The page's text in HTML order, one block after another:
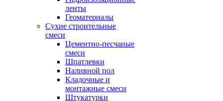
ленты
Геоматериалы
Сухие строительные
смеси
Цементно-песчаные
смеси
Шпатлевки
Наливной пол
Кладочные и
монтажные смеси
Штукатурки